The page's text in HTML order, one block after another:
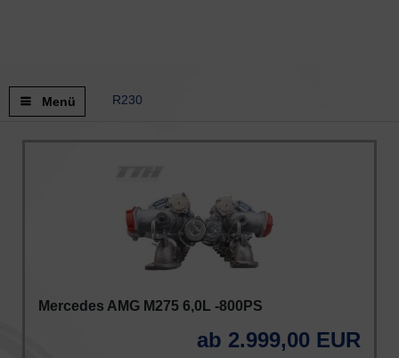
Menü R230
Mercedes AMG M275 6,0L -800PS
ab 2.999,00 EUR